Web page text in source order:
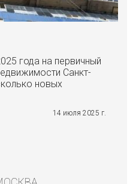
года на первичный
Санкт-
новых
14 июля 2025 г.